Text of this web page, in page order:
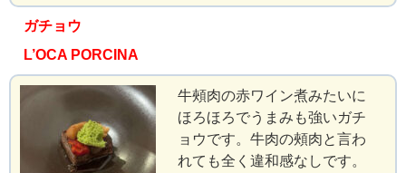
ガチョウ
L’OCA PORCINA
牛頰肉の赤ワイン煮みたいに
ほろほろでうまみも強いガチ
ョウです。牛肉の頰肉と言わ
れても全く違和感なしです。